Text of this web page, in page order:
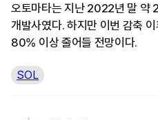
오토마타는 지난 2022년 말 약
개발사였다. 하지만 이번 감축
80% 이상 줄어들 전망이다.
SOL